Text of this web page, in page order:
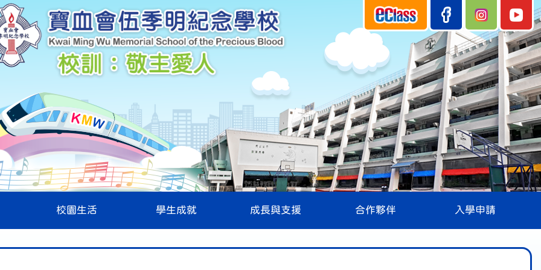
校園生活 學生成就 成長與支援 合作夥伴 入學申請